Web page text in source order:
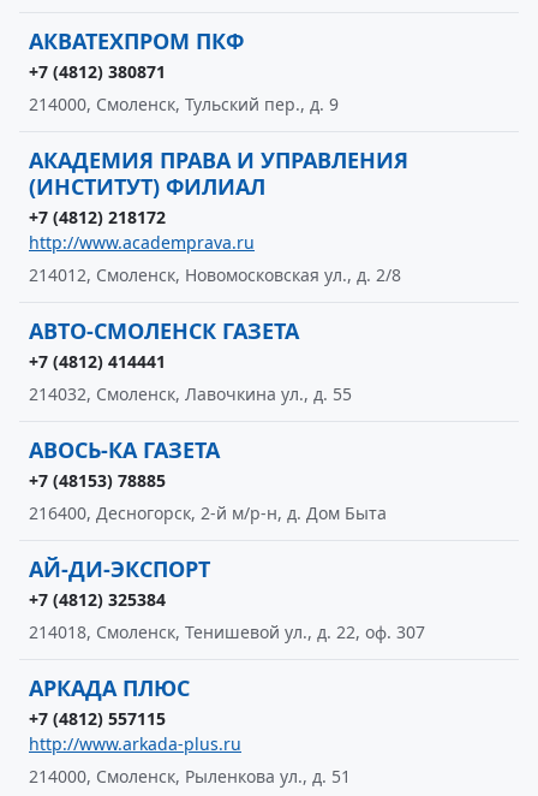
АКВАТЕХПРОМ ПКФ
+7 (4812) 380871
214000, Смоленск, Тульский пер., д. 9
АКАДЕМИЯ ПРАВА И УПРАВЛЕНИЯ
(ИНСТИТУТ) ФИЛИАЛ
+7 (4812) 218172
http://www.academprava.ru
214012, Смоленск, Новомосковская ул., д. 2/8
АВТО-СМОЛЕНСК ГАЗЕТА
+7 (4812) 414441
214032, Смоленск, Лавочкина ул., д. 55
АВОСЬ-КА ГАЗЕТА
+7 (48153) 78885
216400, Десногорск, 2-й м/р-н, д. Дом Быта
АЙ-ДИ-ЭКСПОРТ
+7 (4812) 325384
214018, Смоленск, Тенишевой ул., д. 22, оф. 307
АРКАДА ПЛЮС
+7 (4812) 557115
http://www.arkada-plus.ru
214000, Смоленск, Рыленкова ул., д. 51